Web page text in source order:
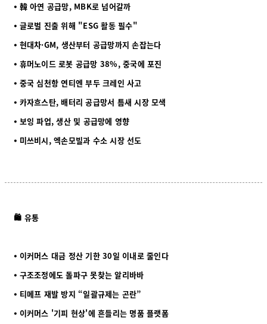
⦁ 韓 아연 공급망, MBK로 넘어갈까
⦁ 글로벌 진출 위해 "ESG 활동 필수"
⦁ 현대차·GM, 생산부터 공급망까지 손잡는다
⦁ 휴머노이드 로봇 공급망 38%, 중국에 포진
⦁ 중국 심천항 연티엔 부두 크레인 사고
⦁ 카자흐스탄, 배터리 공급망서 틈새 시장 모색
⦁ 보잉 파업, 생산 및 공급망에 영향
⦁ 미쓰비시, 엑손모빌과 수소 시장 선도
🛍️ 유통
⦁ 이커머스 대금 정산 기한 30일 이내로 줄인다
⦁ 구조조정에도 돌파구 못찾는 알리바바
⦁ 티메프 재발 방지 “일괄규제는 곤란”
⦁ 이커머스 '기피 현상'에 흔들리는 명품 플랫폼